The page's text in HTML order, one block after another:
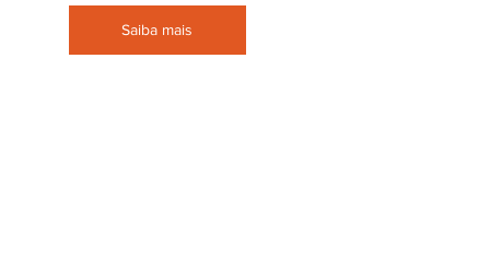
Saiba mais